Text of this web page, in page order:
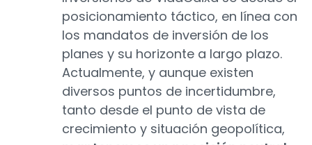
posicionamiento táctico, en línea con
los mandatos de inversión de los
planes y su horizonte a largo plazo.
Actualmente, y aunque existen
diversos puntos de incertidumbre,
tanto desde el punto de vista de
crecimiento y situación geopolítica,